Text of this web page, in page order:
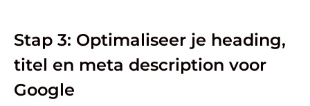
Stap 3: Optimaliseer je heading,
titel en meta description voor
Google